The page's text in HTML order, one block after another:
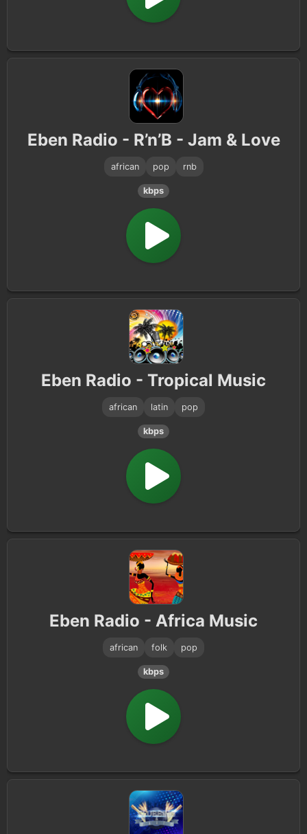
Eben Radio - R’n’B - Jam & Love
african pop rnb
kbps
Eben Radio - Tropical Music
african latin pop
kbps
Eben Radio - Africa Music
african folk pop
kbps